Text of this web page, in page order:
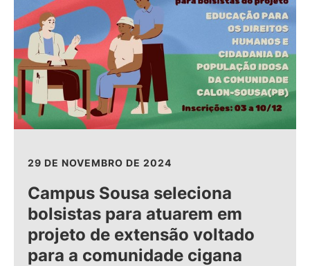
29 DE NOVEMBRO DE 2024
Campus Sousa seleciona
bolsistas para atuarem em
projeto de extensão voltado
para a comunidade cigana